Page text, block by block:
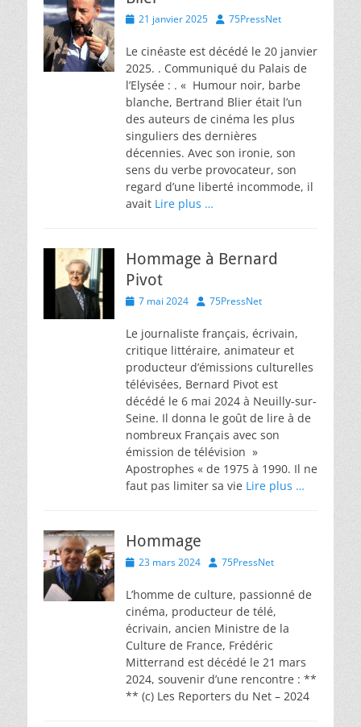
Posted
21 janvier 2025 Author
75PressNet
Le cinéaste est décédé le 20 janvier
2025. . Communiqué du Palais de
l’Elysée : . « Humour noir, barbe
blanche, Bertrand Blier était l’un
des auteurs de cinéma les plus
singuliers des dernières
décennies. Avec son ironie, son
sens du verbe provocateur, son
regard d’une liberté incommode, il
avait Lire plus …
Hommage à Bernard
Pivot
Posted
7 mai 2024 Author
75PressNet
Le journaliste français, écrivain,
critique littéraire, animateur et
producteur d’émissions culturelles
télévisées, Bernard Pivot est
décédé le 6 mai 2024 à Neuilly-sur-
Seine. Il donna le goût de lire à de
nombreux Français avec son
émission de télévision »
Apostrophes « de 1975 à 1990. Il ne
faut pas limiter sa vie Lire plus …
Hommage
Posted
23 mars 2024 Author
75PressNet
L’homme de culture, passionné de
cinéma, producteur de télé,
écrivain, ancien Ministre de la
Culture de France, Frédéric
Mitterrand est décédé le 21 mars
2024, souvenir d’une rencontre : **
** (c) Les Reporters du Net – 2024